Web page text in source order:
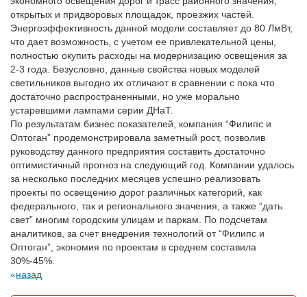
открытых и придворовых площадок, проезжих частей.
Энергоэффективность данной модели составляет до 80 ЛмВт,
что дает возможность, с учетом ее привлекательной цены,
полностью окупить расходы на модернизацию освещения за
2-3 года. Безусловно, данные свойства новых моделей
светильников выгодно их отличают в сравнении с пока что
достаточно распространенными, но уже морально
устаревшими лампами серии ДНаТ.
По результатам бизнес показателей, компания “Филипс и
Оптоган” продемонстрировала заметный рост, позволив
руководству данного предприятия составить достаточно
оптимистичный прогноз на следующий год. Компании удалось
за несколько последних месяцев успешно реализовать
проекты по освещению дорог различных категорий, как
федерального, так и регионального значения, а также “дать
свет” многим городским улицам и паркам. По подсчетам
аналитиков, за счет внедрения технологий от “Филипс и
Оптоган”, экономия по проектам в среднем составила
30%-45%.
назад